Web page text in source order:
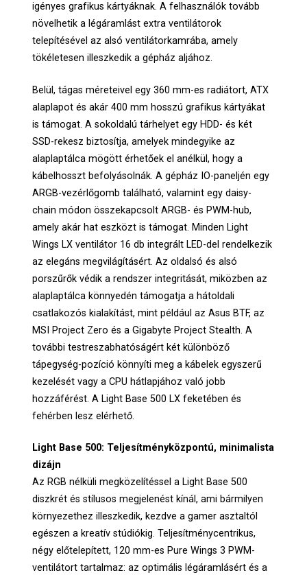
igényes grafikus kártyáknak. A felhasználók tovább
növelhetik a légáramlást extra ventilátorok
telepítésével az alsó ventilátorkamrába, amely
tökéletesen illeszkedik a gépház aljához.
Belül, tágas méreteivel egy 360 mm-es radiátort, ATX
alaplapot és akár 400 mm hosszú grafikus kártyákat
is támogat. A sokoldalú tárhelyet egy HDD- és két
SSD-rekesz biztosítja, amelyek mindegyike az
alaplaptálca mögött érhetőek el anélkül, hogy a
kábelhosszt befolyásolnák. A gépház IO-paneljén egy
ARGB-vezérlőgomb található, valamint egy daisy-
chain módon összekapcsolt ARGB- és PWM-hub,
amely akár hat eszközt is támogat. Minden Light
Wings LX ventilátor 16 db integrált LED-del rendelkezik
az elegáns megvilágításért. Az oldalsó és alsó
porszűrők védik a rendszer integritását, miközben az
alaplaptálca könnyedén támogatja a hátoldali
csatlakozós kialakítást, mint például az Asus BTF, az
MSI Project Zero és a Gigabyte Project Stealth. A
további testreszabhatóságért két különböző
tápegység-pozíció könnyíti meg a kábelek egyszerű
kezelését vagy a CPU hátlapjához való jobb
hozzáférést. A Light Base 500 LX feketében és
fehérben lesz elérhető.
Light Base 500: Teljesítményközpontú, minimalista
dizájn
Az RGB nélküli megközelítéssel a Light Base 500
diszkrét és stílusos megjelenést kínál, ami bármilyen
környezethez illeszkedik, kezdve a gamer asztaltól
egészen a kreatív stúdiókig. Teljesítménycentrikus,
négy előtelepített, 120 mm-es Pure Wings 3 PWM-
ventilátort tartalmaz: az optimális légáramlásért és a